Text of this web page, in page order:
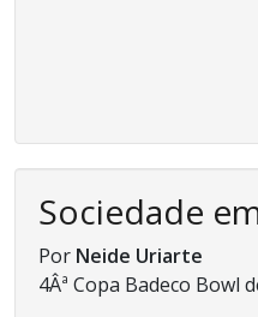
Sociedade
Por Neide Uriarte
4Âª Copa Badeco Bowl